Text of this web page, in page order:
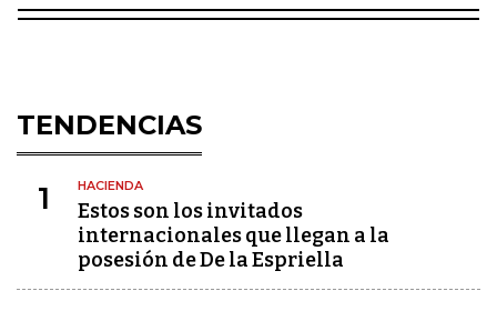
TENDENCIAS
1 HACIENDA
Estos son los invitados
internacionales que llegan a la
posesión de De la Espriella